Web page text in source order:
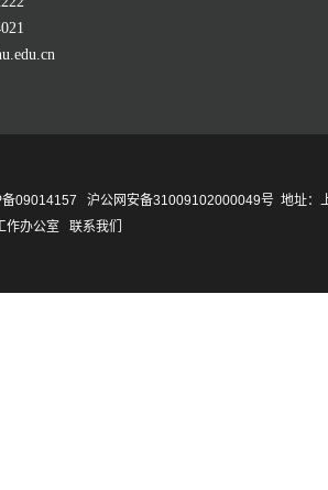
09014157 沪公网安备31009102000049号 地址：
作办公室 联系我们